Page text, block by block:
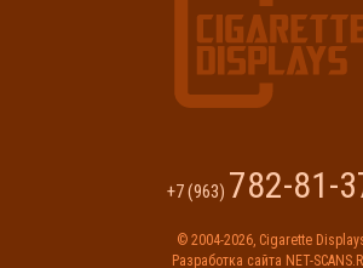
+7 (963) 782-81-
© 2004-2026, Cigarette
Разработка сайта NET-